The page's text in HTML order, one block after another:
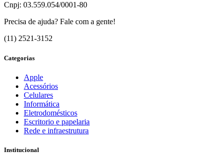
Cnpj: 03.559.054/0001-80
Precisa de ajuda? Fale com a gente!
(11) 2521-3152
Categorias
Apple
Acessórios
Celulares
Informática
Eletrodomésticos
Escritorio e papelaria
Rede e infraestrutura
Institucional